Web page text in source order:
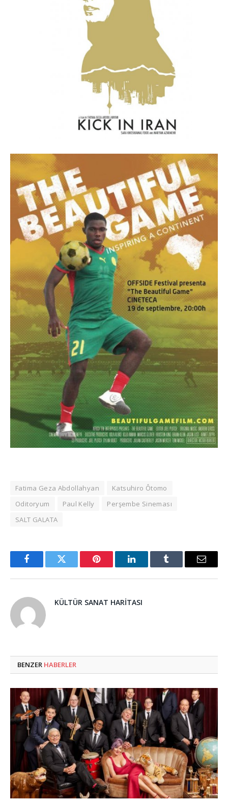
Fatima Geza Abdollahyan
Katsuhiro Ôtomo
Oditoryum
Paul Kelly
Perşembe Sineması
SALT GALATA
FacebookTwitter Pinterest LinkedInTumblr Email
KÜLTÜR SANAT HARITASI
BENZER HABERLER